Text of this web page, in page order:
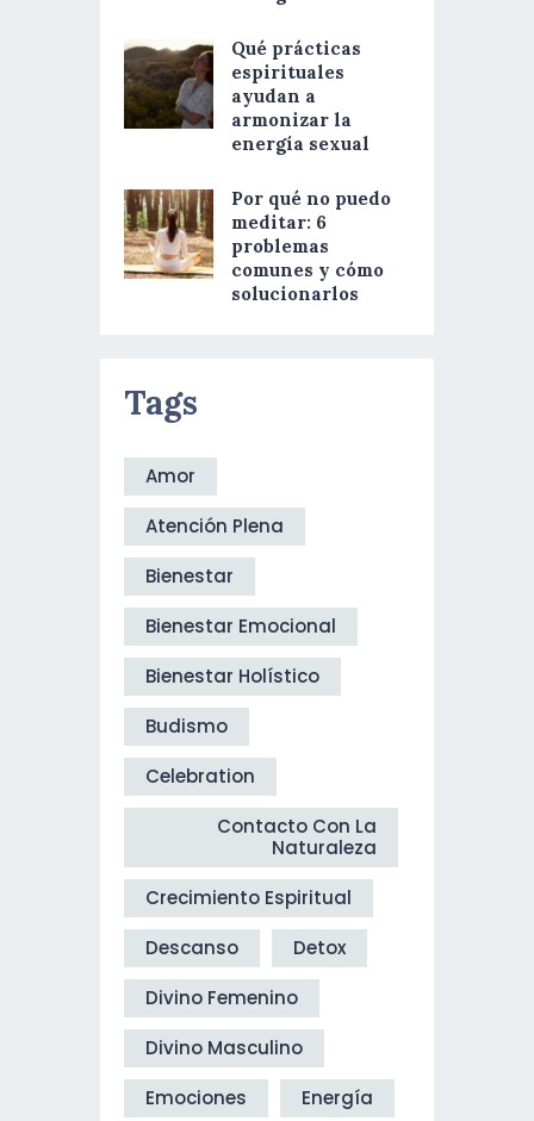
Qué prácticas
espirituales
ayudan a
armonizar la
energía sexual
Por qué no puedo
meditar: 6
problemas
comunes y cómo
solucionarlos
Tags
Amor
Atención Plena
Bienestar
Bienestar Emocional
Bienestar Holístico
Budismo
Celebration
Contacto Con La
Naturaleza
Crecimiento Espiritual
Descanso
Detox
Divino Femenino
Divino Masculino
Emociones
Energía